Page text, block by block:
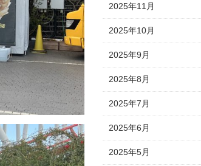
2025年11月
2025年10月
2025年9月
2025年8月
2025年7月
2025年6月
2025年5月